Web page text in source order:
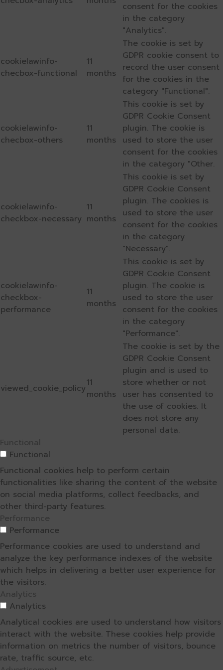
consent for the cookies
in the category
"Analytics".
cookielawinfo-
checbox-functional
11
months
The cookie is set by
GDPR cookie consent to
record the user consent
for the cookies in the
category "Functional".
cookielawinfo-
checbox-others
11
months
This cookie is set by
GDPR Cookie Consent
plugin. The cookie is
used to store the user
consent for the cookies
in the category "Other.
cookielawinfo-
checkbox-necessary
11
months
This cookie is set by
GDPR Cookie Consent
plugin. The cookies is
used to store the user
consent for the cookies
in the category
"Necessary".
cookielawinfo-
checkbox-
performance
11
months
This cookie is set by
GDPR Cookie Consent
plugin. The cookie is
used to store the user
consent for the cookies
in the category
"Performance".
viewed_cookie_policy11
months
The cookie is set by the
GDPR Cookie Consent
plugin and is used to
store whether or not
user has consented to
the use of cookies. It
does not store any
personal data.
Functional
Functional
Functional cookies help to perform certain
functionalities like sharing the content of the website
on social media platforms, collect feedbacks, and
other third-party features.
Performance
Performance
Performance cookies are used to understand and
analyze the key performance indexes of the website
which helps in delivering a better user experience for
the visitors.
Analytics
Analytics
Analytical cookies are used to understand how visitors
interact with the website. These cookies help provide
information on metrics the number of visitors, bounce
rate, traffic source, etc.